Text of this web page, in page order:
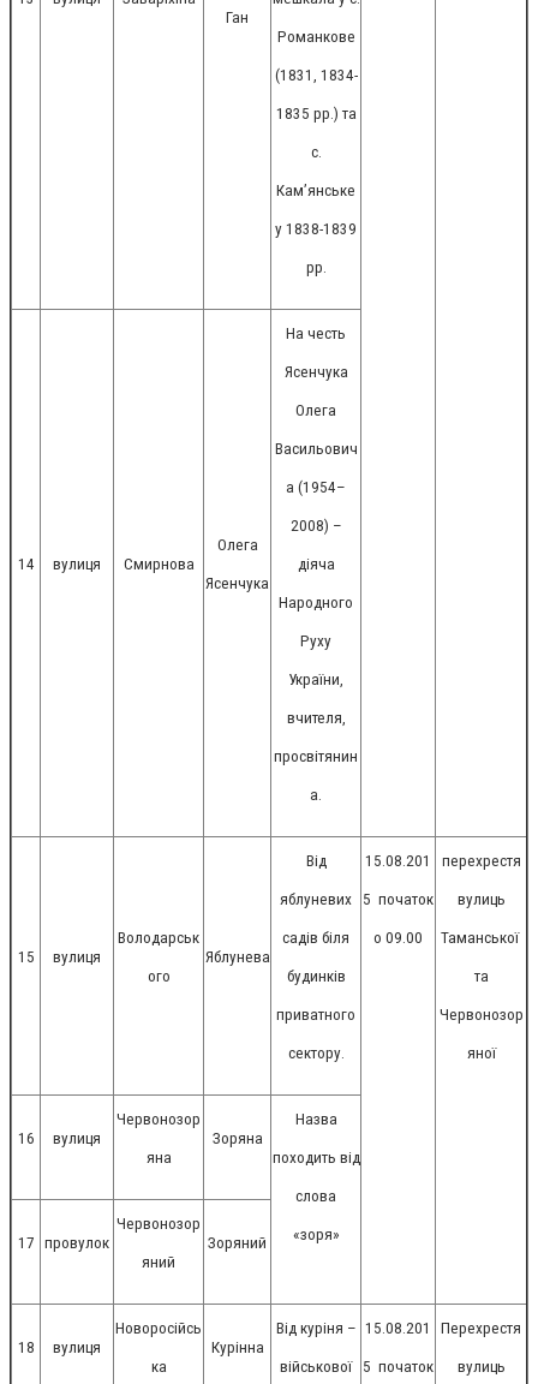
Ган
Романкове
(1831, 1834-
1835 рр.) та
с.
Кам’янське
у 1838-1839
рр.
14 вулиця Смирнова
Олега
Ясенчука
На честь
Ясенчука
Олега
Васильович
а (1954–
2008) –
діяча
Народного
Руху
України,
вчителя,
просвітянин
а.
15 вулиця
Володарськ
ого
Яблунева
Від
яблуневих
садів біля
будинків
приватного
сектору.
15.08.201
5 початок
о 09.00
перехрестя
вулиць
Таманської
та
Червонозор
яної
16 вулиця
Червонозор
яна
Зоряна
Назва
походить від
слова
«зоря»
17 провулок
Червонозор
яний
Зоряний
18 вулиця
Новоросійсь
ка
Курінна
Від куріня –
військової
15.08.201
5 початок
Перехрестя
вулиць